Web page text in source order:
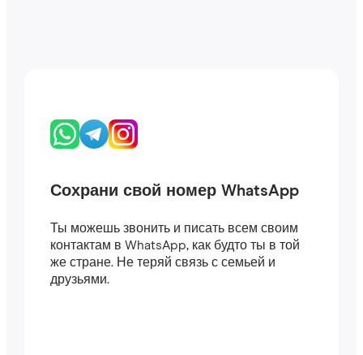
Сохрани свой номер WhatsApp
Ты можешь звонить и писать всем своим
контактам в WhatsApp, как будто ты в той
же стране. Не теряй связь с семьей и
друзьями.